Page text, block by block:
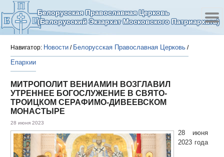
Белорусская Православная Церковь
(Белорусский Экзархат Московского Патриархата)
Навигатор: Новости / Белорусская Православная Церковь /
Епархии
МИТРОПОЛИТ ВЕНИАМИН ВОЗГЛАВИЛ
УТРЕННЕЕ БОГОСЛУЖЕНИЕ В СВЯТО-
ТРОИЦКОМ СЕРАФИМО-ДИВЕЕВСКОМ
МОНАСТЫРЕ
28 июня 2023
28 июня
2023 года